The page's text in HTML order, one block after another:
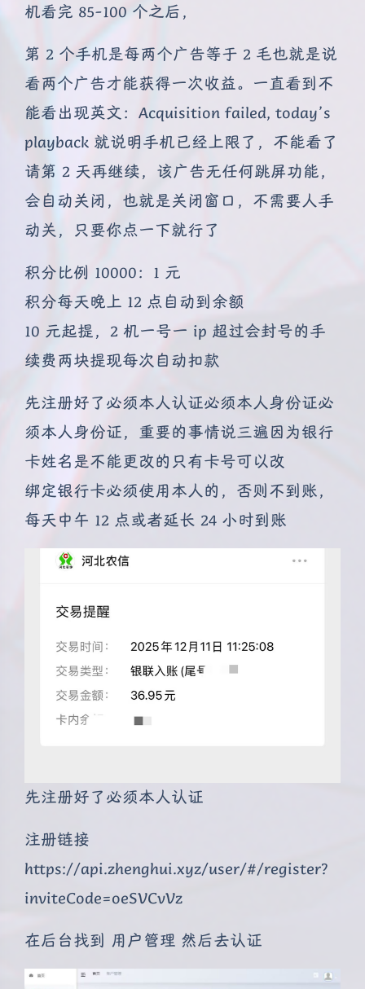
机看完 85-100 个之后，
第 2 个手机是每两个广告等于 2 毛也就是说
看两个广告才能获得一次收益。一直看到不
能看出现英文：Acquisition failed, today’s
playback 就说明手机已经上限了，不能看了
请第 2 天再继续，该广告无任何跳屏功能，
会自动关闭，也就是关闭窗口，不需要人手
动关，只要你点一下就行了
积分比例 10000：1 元
积分每天晚上 12 点自动到余额
10 元起提，2 机一号一 ip 超过会封号的手
续费两块提现每次自动扣款
先注册好了必须本人认证必须本人身份证必
须本人身份证，重要的事情说三遍因为银行
卡姓名是不能更改的只有卡号可以改
绑定银行卡必须使用本人的，否则不到账，
每天中午 12 点或者延长 24 小时到账
先注册好了必须本人认证
注册链接
https://api.zhenghui.xyz/user/#/register?
inviteCode=oeSVCvVz
在后台找到 用户管理 然后去认证